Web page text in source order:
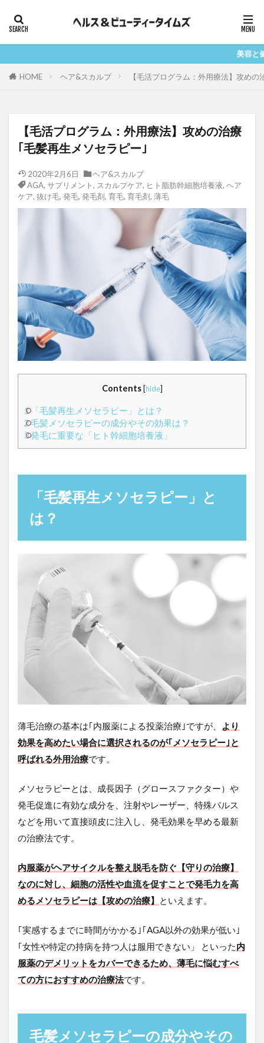
美容と健康の情報を
HOME ヘア&スカルプ 【毛活プログラム：外用療法】攻め
【毛活プログラム：外用療法】攻めの治療
｢毛髪再生メソセラピー｣
2020年2月6日
ヘア&スカルプ
AGA, サプリメント, スカルプケア, ヒト脂肪幹細胞培養液, ヘア
ケア, 抜け毛, 発毛, 発毛剤, 育毛, 育毛剤, 薄毛
Contents [hide]
1「毛髪再生メソセラピー」とは？
2毛髪メソセラピーの成分やその効果は？
3発毛に重要な「ヒト幹細胞培養液」
「毛髪再生メソセラピー」と
は？
薄毛治療の基本は｢内服薬による投薬治療｣ですが、
より
効果を高めたい場合に選択されるのが｢メソセラピー｣と
呼ばれる外用治療です。
メソセラピーとは、成長因子（グロースファクター）や
発毛促進に有効な成分を、注射やレーザー、特殊パルス
などを用いて直接頭皮に注入し、発毛効果を早める最新
の治療法です。
内服薬がヘアサイクルを整え脱毛を防ぐ【守りの治療】
なのに対し、細胞の活性や血流を促すことで発毛力を高
めるメソセラピーは【攻めの治療】
といえます。
｢実感するまでに時間がかかる｣｢AGA以外の効果が低い｣
｢女性や特定の持病を持つ人は服用できない」 といった内
服薬のデメリットをカバーできるため、薄毛に悩むすべ
ての方におすすめの治療法です。
毛髪メソセラピーの成分やその
AGA 糖化 健康
リポソーム
肌 育毛 育毛剤
葉酸
薄毛
運動 酸化 乾燥
vegie お酒
くすみ
アルコール
サプリメント
スカルプケア
セラミド
ダイエット
ヒト脂肪幹細胞培養液
ビタミンC
ヘアケア
食事制限